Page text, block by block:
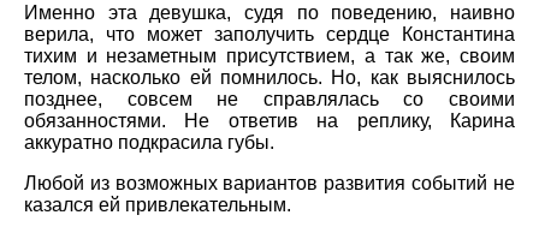
Именно эта девушка, судя по поведению, наивно
верила, что может заполучить сердце Константина
тихим и незаметным присутствием, а так же, своим
телом, насколько ей помнилось. Но, как выяснилось
позднее, совсем не справлялась со своими
обязанностями. Не ответив на реплику, Карина
аккуратно подкрасила губы.
Любой из возможных вариантов развития событий не
казался ей привлекательным.